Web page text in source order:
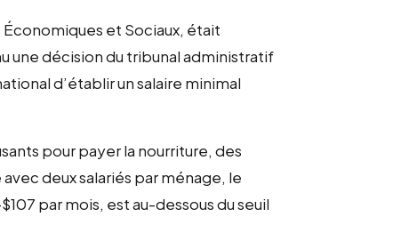
et Sociaux, était
une décision du tribunal administratif
d’établir un salaire minimal
pour payer la nourriture, des
deux salariés par ménage, le
par mois, est au-dessous du seuil